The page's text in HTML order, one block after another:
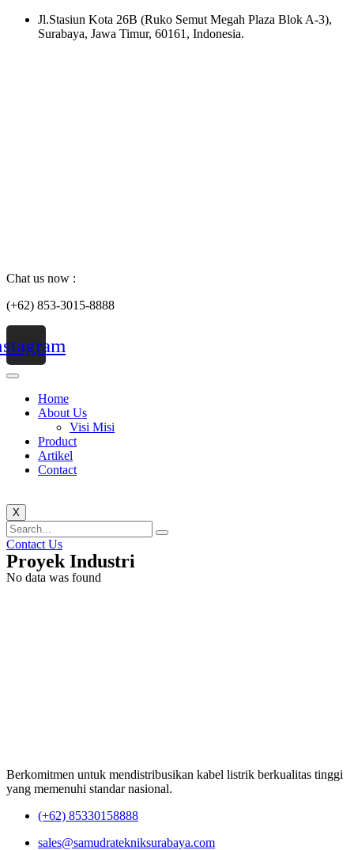
Skip
Jl.Stasiun Kota 26B (Ruko Semut Megah Plaza Blok A-3),
Surabaya, Jawa Timur, 60161, Indonesia.
Chat us now :
(+62) 853-3015-8888
Home
About Us
Visi Misi
Product
Artikel
Contact
X
Contact Us
Proyek Industri
No data was found
Berkomitmen untuk mendistribusikan kabel listrik berkualitas tinggi
yang memenuhi standar nasional.
(+62) 85330158888
sales@samudratekniksurabaya.com